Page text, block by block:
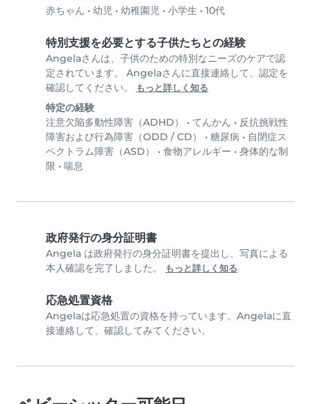
赤ちゃん • 幼児 • 幼稚園児 • 小学生 • 10代
特別支援を必要とする子供たちとの経験
Angelaさんは、子供のための特別なニーズのケアで認
定されています。 Angelaさんに直接連絡して、認定を
確認してください。
もっと詳しく知る
特定の経験
注意欠陥多動性障害（ADHD）
• てんかん • 反抗挑戦性
障害および行為障害（ODD / CD）
• 糖尿病 • 自閉症ス
ペクトラム障害（ASD）
• 食物アレルギー • 身体的な制
限 • 喘息
政府発行の身分証明書
Angela は政府発行の身分証明書を提出し、写真による
本人確認を完了しました。
もっと詳しく知る
応急処置資格
Angelaは応急処置の資格を持っています。Angelaに直
接連絡して、確認してみてください。